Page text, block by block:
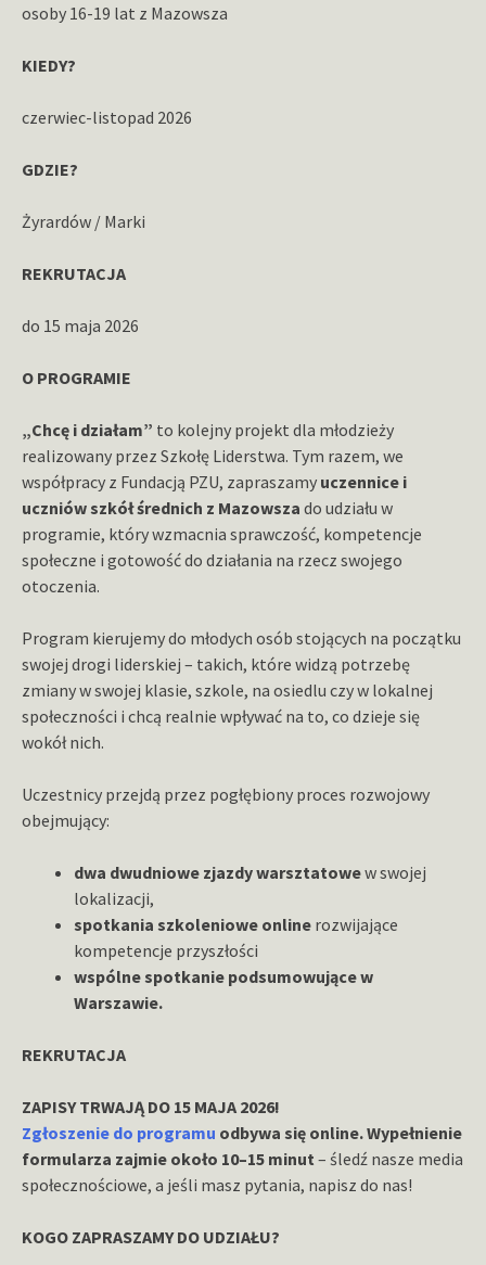
osoby 16-19 lat z Mazowsza
KIEDY?
czerwiec-listopad 2026
GDZIE?
Żyrardów / Marki
REKRUTACJA
do 15 maja 2026
O PROGRAMIE
„Chcę i działam” to kolejny projekt dla młodzieży
realizowany przez Szkołę Liderstwa. Tym razem, we
współpracy z Fundacją PZU, zapraszamy uczennice i
uczniów szkół średnich z Mazowsza do udziału w
programie, który wzmacnia sprawczość, kompetencje
społeczne i gotowość do działania na rzecz swojego
otoczenia.
Program kierujemy do młodych osób stojących na początku
swojej drogi liderskiej – takich, które widzą potrzebę
zmiany w swojej klasie, szkole, na osiedlu czy w lokalnej
społeczności i chcą realnie wpływać na to, co dzieje się
wokół nich.
Uczestnicy przejdą przez pogłębiony proces rozwojowy
obejmujący:
dwa dwudniowe zjazdy warsztatowew swojej
lokalizacji,
spotkania szkoleniowe online rozwijające
kompetencje przyszłości
wspólne spotkanie podsumowujące w
Warszawie.
REKRUTACJA
ZAPISY TRWAJĄ DO 15 MAJA 2026!
Zgłoszenie do programu odbywa się online. Wypełnienie
formularza zajmie około 10–15 minut – śledź nasze media
społecznościowe, a jeśli masz pytania, napisz do nas!
KOGO ZAPRASZAMY DO UDZIAŁU?